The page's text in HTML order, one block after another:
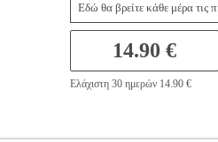
Εδώ θα βρείτε κάθε μέρα τις
14.90 €
Ελάχιστη 30 ημερών 14.90 €